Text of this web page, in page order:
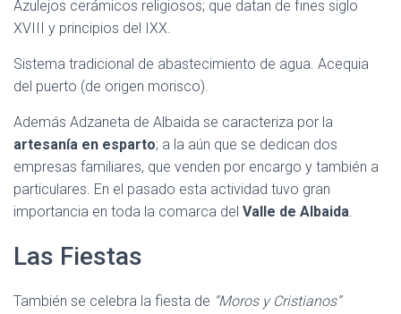
Azulejos cerámicos religiosos; que datan de fines siglo
XVIII y principios del IXX.
Sistema tradicional de abastecimiento de agua. Acequia
del puerto (de origen morisco).
Además Adzaneta de Albaida se caracteriza por la
artesanía en esparto; a la aún que se dedican dos
empresas familiares, que venden por encargo y también a
particulares. En el pasado esta actividad tuvo gran
importancia en toda la comarca del Valle de Albaida.
Las Fiestas
También se celebra la fiesta de “Moros y Cristianos”